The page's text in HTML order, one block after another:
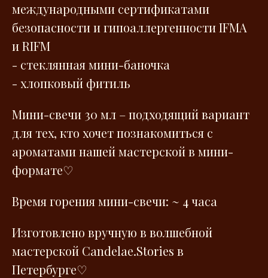
международными сертификатами
безопасности и гипоаллергенности IFMA
и RIFM
- стеклянная мини-баночка
- хлопковый фитиль
Мини-свечи 30 мл – подходящий вариант
для тех, кто хочет познакомиться с
ароматами нашей мастерской в мини-
формате♡
Время горения мини-свечи: ~ 4 часа
Изготовлено вручную в волшебной
мастерской Сandelae.Stories в
Петербурге♡